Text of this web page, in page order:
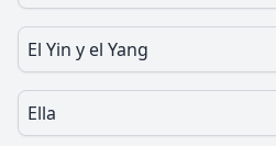
El Yin y el Yang
Ella